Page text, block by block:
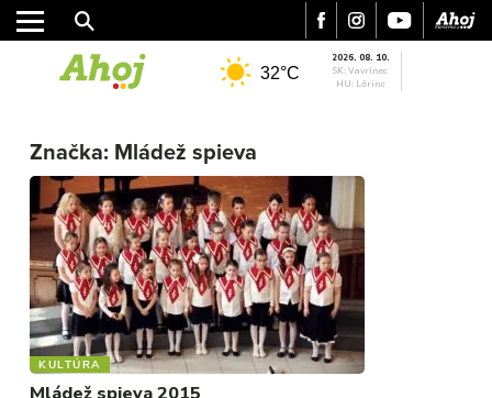
REGIÓN
ŠPORT
KULTÚRA
FOTKY
VIDEO
MIX
32°C
2026. 08. 10.
SK: Vavrinec
HU: Lőrinc
Značka: Mládež spieva
KULTÚRA